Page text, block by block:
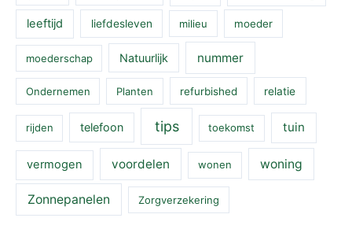
leeftijd liefdesleven milieu moeder
moederschap Natuurlijk nummer
Ondernemen Planten refurbished relatie
rijden telefoon tips toekomst tuin
vermogen voordelen wonen woning
Zonnepanelen Zorgverzekering